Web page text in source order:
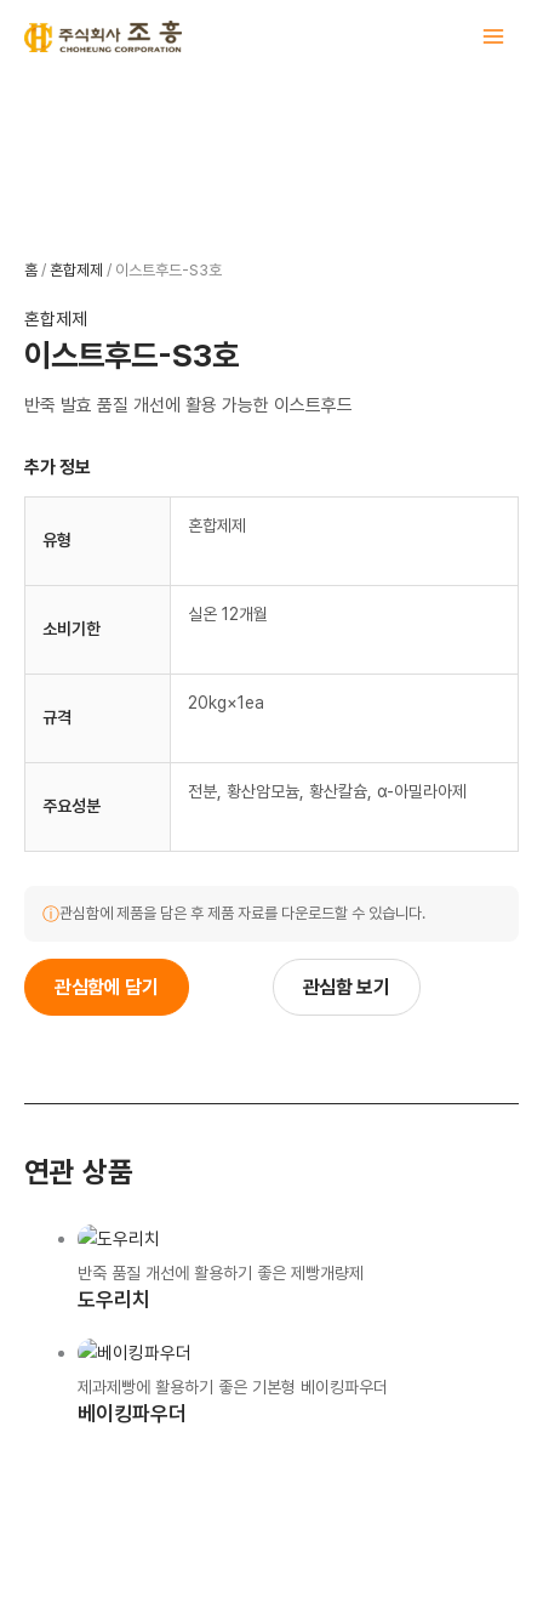
홈 / 혼합제제 / 이스트후드-S3호
혼합제제
이스트후드-S3호
반죽 발효 품질 개선에 활용 가능한 이스트후드
추가 정보
유형
혼합제제
소비기한
실온 12개월
규격
20kg×1ea
주요성분
전분, 황산암모늄, 황산칼슘, α-아밀라아제
ⓘ관심함에 제품을 담은 후 제품 자료를 다운로드할 수 있습니다.
관심함에 담기 관심함 보기
연관 상품
반죽 품질 개선에 활용하기 좋은 제빵개량제
도우리치
제과제빵에 활용하기 좋은 기본형 베이킹파우더
베이킹파우더